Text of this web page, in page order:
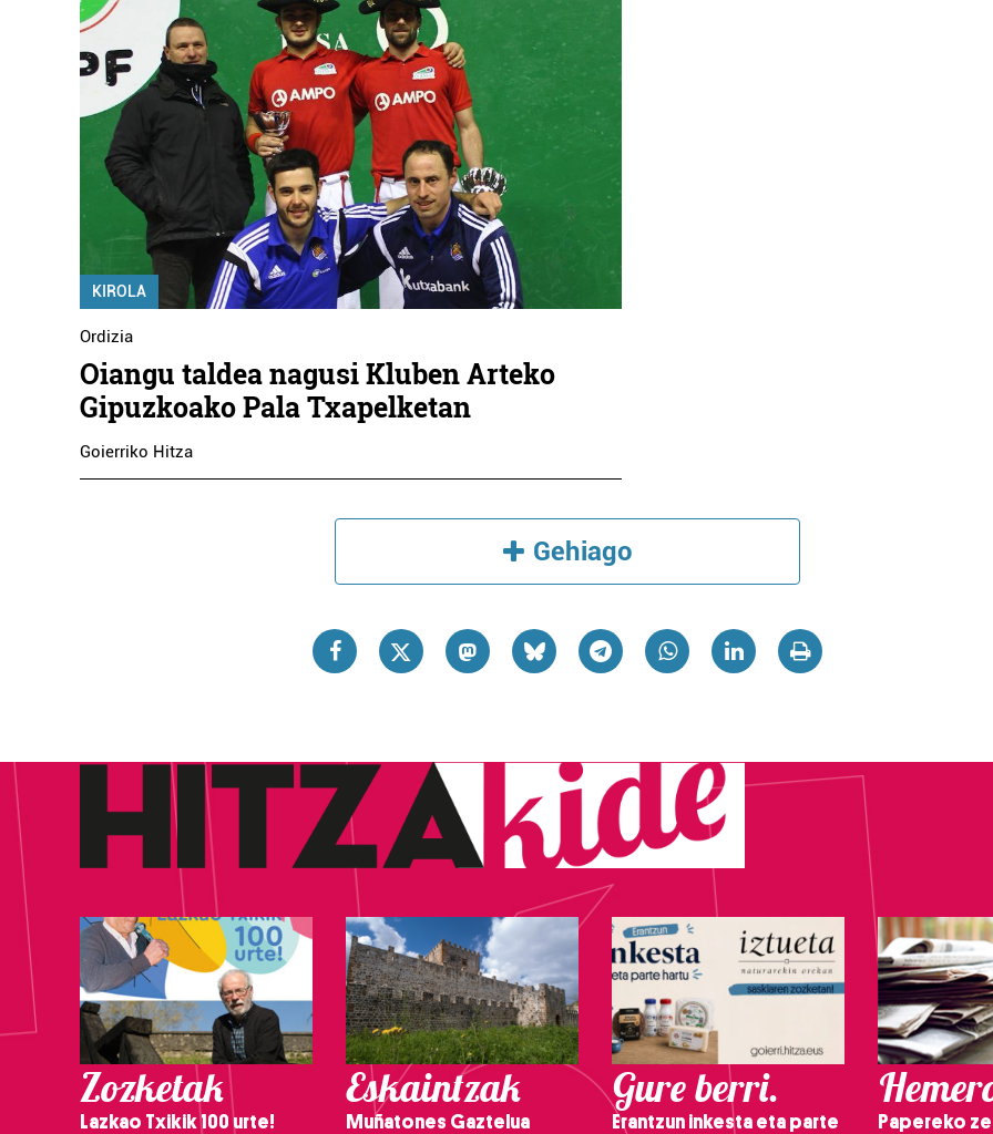
KIROLA
Ordizia
Oiangu taldea nagusi Kluben Arteko
Gipuzkoako Pala Txapelketan
Goierriko Hitza
Gehiago
Zozketak
Lazkao Txikik 100 urte!
Eskaintzak
Muñatones Gaztelua
Gure berri.
Erantzun inkesta eta parte
Papereko